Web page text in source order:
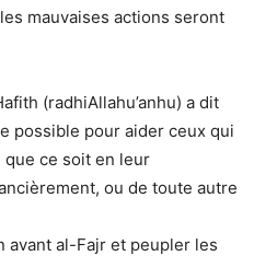
mauvaises actions seront
(radhiAllahu’anhu) a dit
possible pour aider ceux qui
que ce soit en leur
ou de toute autre
avant al-Fajr et peupler les